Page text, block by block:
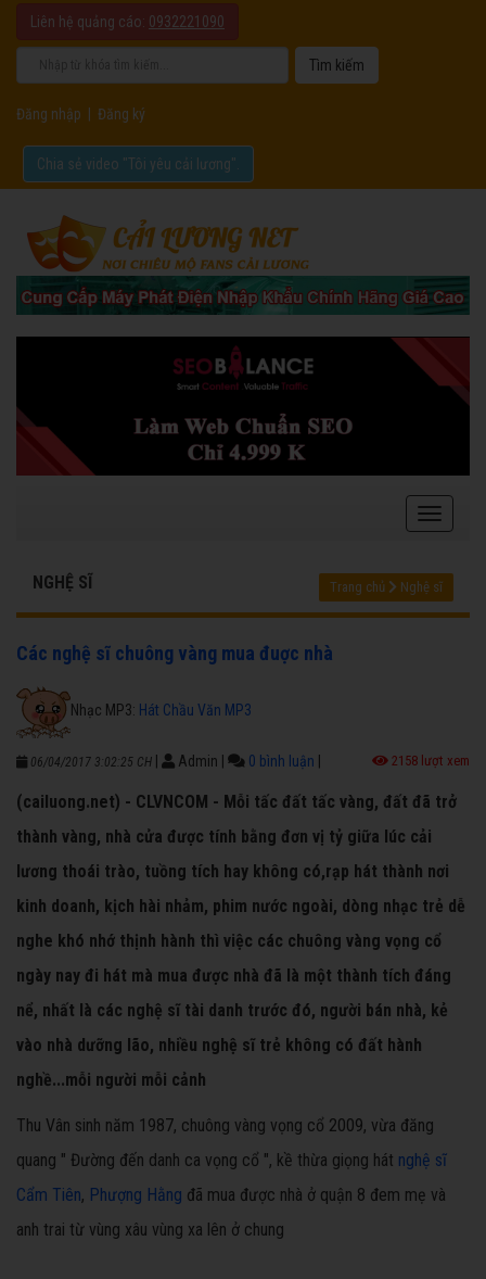
Liên hệ quảng cáo: 0932221090
Đăng nhập Đăng ký
Chia sẻ video "Tôi yêu cải lương".
NGHỆ SĨ Trang chủ Nghệ sĩ
Các nghệ sĩ chuông vàng mua đuợc nhà
Nhạc MP3: Hát Chầu Văn MP3
06/04/2017 3:02:25 CH Admin 0 bình luận 2158 lượt xem
(cailuong.net) - CLVNCOM - Mỗi tấc đất tấc vàng, đất đã trở
thành vàng, nhà cửa được tính bằng đơn vị tỷ giữa lúc cải
lương thoái trào, tuồng tích hay không có,rạp hát thành nơi
kinh doanh, kịch hài nhảm, phim nước ngoài, dòng nhạc trẻ dễ
nghe khó nhớ thịnh hành thì việc các chuông vàng vọng cổ
ngày nay đi hát mà mua được nhà đã là một thành tích đáng
nể, nhất là các nghệ sĩ tài danh trước đó, người bán nhà, kẻ
vào nhà dưỡng lão, nhiều nghệ sĩ trẻ không có đất hành
nghề...mỗi người mỗi cảnh
Thu Vân sinh năm 1987, chuông vàng vọng cổ 2009, vừa đăng
quang " Đường đến danh ca vọng cổ ", kề thừa giọng hát nghệ sĩ
Cẩm Tiên, Phượng Hằng đã mua được nhà ở quận 8 đem mẹ và
anh trai từ vùng xâu vùng xa lên ở chung